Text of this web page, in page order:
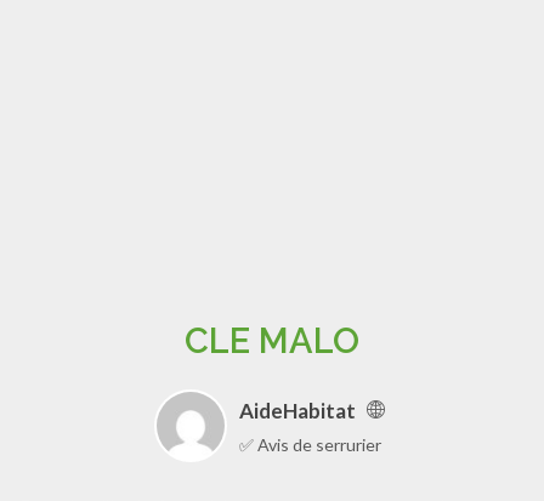
CLE MALO
AideHabitat
✅ Avis de serrurier